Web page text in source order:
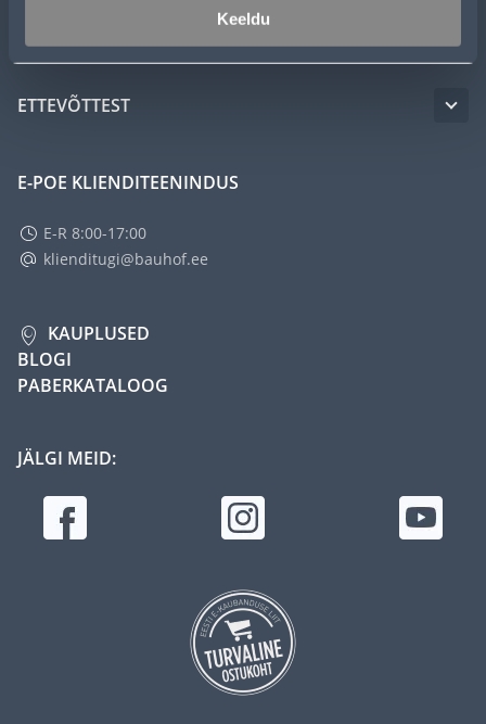
Keeldu
MEISTRIKLUBI
ETTEVÕTTEST
E-POE KLIENDITEENINDUS
E-R 8:00-17:00
klienditugi@bauhof.ee
KAUPLUSED
BLOGI
PABERKATALOOG
JÄLGI MEID: